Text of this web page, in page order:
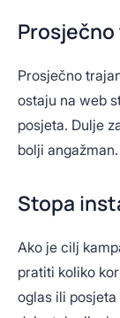
Prosječno
ostaju na web
posjeta. Dulje
bolji angažman.
Stopa
Ako je cilj
pratiti koliko
oglas ili